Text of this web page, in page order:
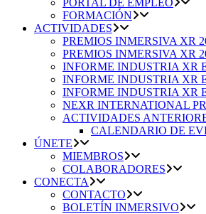
PORTAL DE EMPLEO
FORMACIÓN
ACTIVIDADES
PREMIOS INMERSIVA XR
PREMIOS INMERSIVA XR
INFORME INDUSTRIA XR
INFORME INDUSTRIA XR
INFORME INDUSTRIA XR
NEXR INTERNATIONAL
ACTIVIDADES
CALENDARIO DE
ÚNETE
MIEMBROS
COLABORADORES
CONECTA
CONTACTO
BOLETÍN INMERSIVO